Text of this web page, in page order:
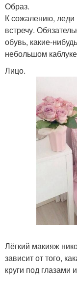
Образ.
К сожалению,
встречу.
обувь, какие-
небольшом
Лицо.
Лёгкий макияж
зависит от того,
круги под глазами